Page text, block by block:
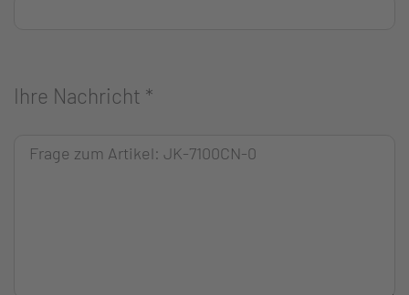
Ihre Nachricht *